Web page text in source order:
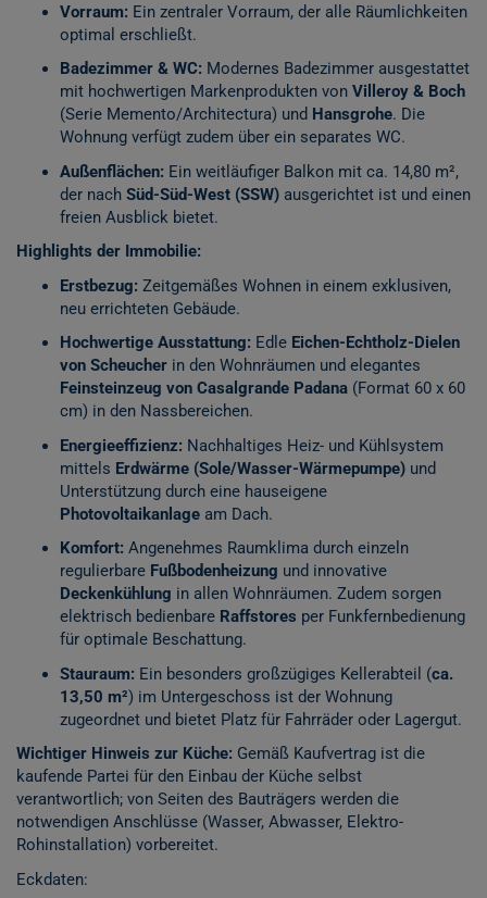
Vorraum: Ein zentraler Vorraum, der alle Räumlichkeiten
optimal erschließt.
Badezimmer & WC: Modernes Badezimmer ausgestattet
mit hochwertigen Markenprodukten von Villeroy & Boch
(Serie Memento/Architectura) und Hansgrohe. Die
Wohnung verfügt zudem über ein separates WC.
Außenflächen: Ein weitläufiger Balkon mit ca. 14,80 m²,
der nach Süd-Süd-West (SSW) ausgerichtet ist und einen
freien Ausblick bietet.
Highlights der Immobilie:
Erstbezug: Zeitgemäßes Wohnen in einem exklusiven,
neu errichteten Gebäude.
Hochwertige Ausstattung: Edle Eichen-Echtholz-Dielen
von Scheucher in den Wohnräumen und elegantes
Feinsteinzeug von Casalgrande Padana (Format 60 x 60
cm) in den Nassbereichen.
Energieeffizienz: Nachhaltiges Heiz- und Kühlsystem
mittels Erdwärme (Sole/Wasser-Wärmepumpe) und
Unterstützung durch eine hauseigene
Photovoltaikanlage am Dach.
Komfort: Angenehmes Raumklima durch einzeln
regulierbare Fußbodenheizung und innovative
Deckenkühlung in allen Wohnräumen. Zudem sorgen
elektrisch bedienbare Raffstores per Funkfernbedienung
für optimale Beschattung.
Stauraum: Ein besonders großzügiges Kellerabteil (ca.
13,50 m²) im Untergeschoss ist der Wohnung
zugeordnet und bietet Platz für Fahrräder oder Lagergut.
Wichtiger Hinweis zur Küche: Gemäß Kaufvertrag ist die
kaufende Partei für den Einbau der Küche selbst
verantwortlich; von Seiten des Bauträgers werden die
notwendigen Anschlüsse (Wasser, Abwasser, Elektro-
Rohinstallation) vorbereitet.
Eckdaten: